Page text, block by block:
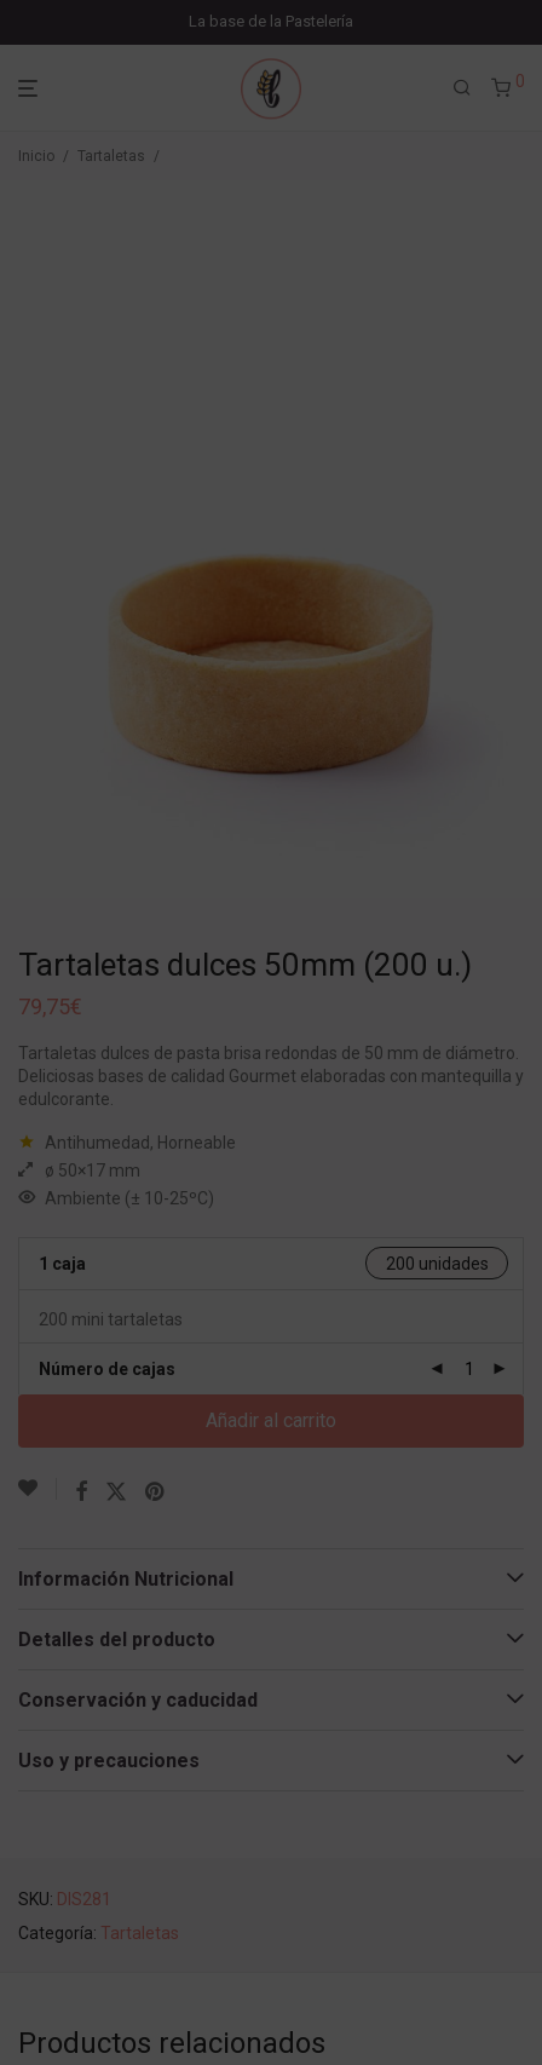
La base de la Pastelería
0
Inicio / Tartaletas /
Tartaletas dulces 50mm (200 u.)
79,75€
Tartaletas dulces de pasta brisa redondas de 50 mm de diámetro.
Deliciosas bases de calidad Gourmet elaboradas con mantequilla y
edulcorante.
Antihumedad, Horneable
ø 50×17 mm
Ambiente (± 10-25ºC)
1 caja 200 unidades
200 mini tartaletas
Número de cajas
Añadir al carrito
Información Nutricional
Detalles del producto
Conservación y caducidad
Uso y precauciones
SKU: DIS281
Categoría: Tartaletas
Productos relacionados